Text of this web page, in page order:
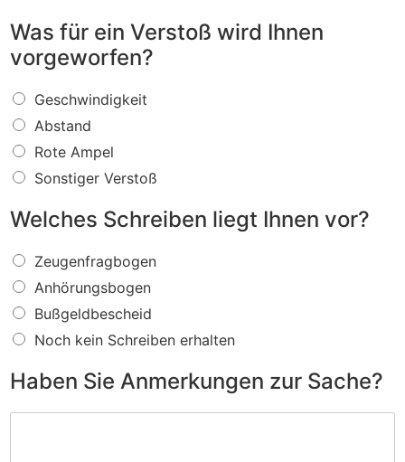
Was für ein Verstoß wird Ihnen
vorgeworfen?
W
a
s
f
ü
r
i
V
e
r
s
t
o
ß
w
Geschwindigkeit
Abstand
Rote Ampel
Sonstiger Verstoß
Welches Schreiben liegt Ihnen vor?
W
e
c
h
e
S
Zeugenfragbogen
Anhörungsbogen
Bußgeldbescheid
Noch kein Schreiben erhalten
Haben Sie Anmerkungen zur Sache?